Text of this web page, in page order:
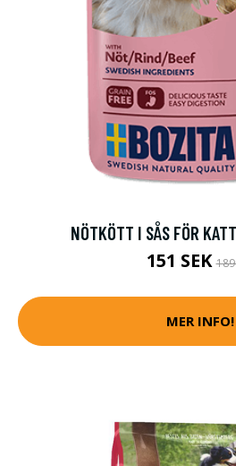
NÖTKÖTT I SÅS FÖR
151 SEK189
MER INFO!